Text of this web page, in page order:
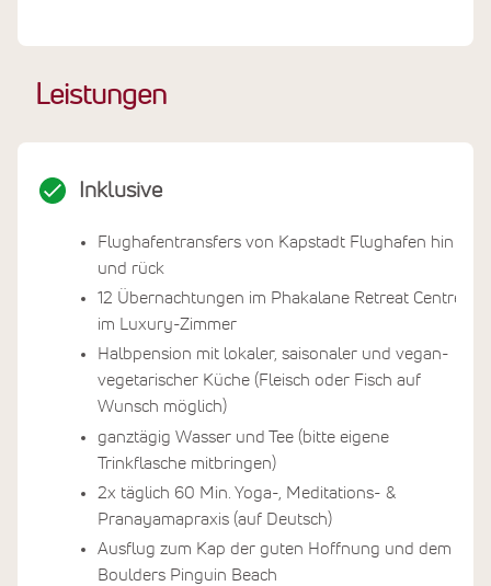
Leistungen
Inklusive
Flughafentransfers von Kapstadt Flughafen hin
und rück
12 Übernachtungen im Phakalane Retreat Centre
im Luxury-Zimmer
Halbpension mit lokaler, saisonaler und vegan-
vegetarischer Küche (Fleisch oder Fisch auf
Wunsch möglich)
ganztägig Wasser und Tee (bitte eigene
Trinkflasche mitbringen)
2x täglich 60 Min. Yoga-, Meditations- &
Pranayamapraxis (auf Deutsch)
Ausflug zum Kap der guten Hoffnung und dem
Boulders Pinguin Beach